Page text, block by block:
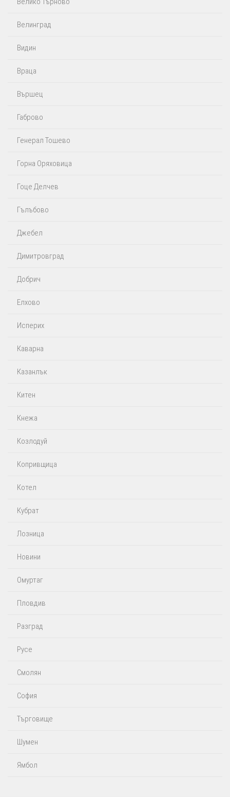
Велинград
Видин
Враца
Вършец
Габрово
Генерал Тошево
Горна Оряховица
Гоце Делчев
Гълъбово
Джебел
Димитровград
Добрич
Елхово
Исперих
Каварна
Казанлък
Китен
Кнежа
Козлодуй
Копривщица
Котел
Кубрат
Лозница
Новини
Омуртаг
Пловдив
Разград
Русе
Смолян
София
Търговище
Шумен
Ямбол